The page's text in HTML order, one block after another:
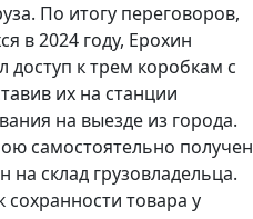
По итогу переговоров,
в 2024 году, Ерохин
доступ к трем коробкам с
их на станции
на выезде из города.
самостоятельно получен
на склад грузовладельца.
сохранности товара у